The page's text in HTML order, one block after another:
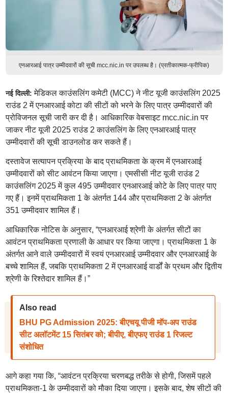
एनआरआई पात्र उम्मीदवारों की सूची mcc.nic.in पर उपलब्ध है। (प्रतीकात्मक-फ्रीपिक)
नई दिल्ली: मेडिकल काउंसलिंग कमेटी (MCC) ने नीट यूजी काउंसलिंग 2025
राउंड 2 में एनआरआई कोटा की सीटों को भरने के लिए पात्र उम्मीदवारों की
प्रोविजनल सूची जारी कर दी है। आधिकारिक वेबसाइट mcc.nic.in पर
जाकर नीट यूजी 2025 राउंड 2 काउंसलिंग के लिए एनआरआई पात्र
उम्मीदवारों की सूची डाउनलोड कर सकते हैं।
दस्तावेज सत्यापन प्रक्रिया के बाद प्राथमिकता के क्रम में एनआरआई
उम्मीदवारों को सीट आवंटन किया जाएगा। एमसीसी नीट यूजी राउंड 2
काउंसलिंग 2025 में कुल 495 उम्मीदवार एनआरआई कोटे के लिए पात्र पाए
गए हैं। इनमें प्राथमिकता 1 के अंतर्गत 144 और प्राथमिकता 2 के अंतर्गत
351 उम्मीदवार शामिल हैं।
आधिकारिक नोटिस के अनुसार, “एनआरआई श्रेणी के अंतर्गत सीटों का
आवंटन प्राथमिकता प्रणाली के आधार पर किया जाएगा। प्राथमिकता 1 के
अंतर्गत आने वाले उम्मीदवारों में स्वयं एनआरआई उम्मीदवार और एनआरआई के
बच्चे शामिल हैं, जबकि प्राथमिकता 2 में एनआरआई वार्डों के प्रथम और द्वितीय
श्रेणी के रिश्तेदार शामिल हैं।”
Also read
BHU PG Admission 2025: बीएचयू पीजी मॉप-अप राउंड
सीट अलॉटमेंट 15 सितंबर को; बीपीए, बीएफए राउंड 1 रिजल्ट
संशोधित
आगे कहा गया कि, “आवंटन प्रक्रिया चरणबद्ध तरीके से होगी, जिसमें पहले
प्राथमिकता-1 के उम्मीदवारों को मौका दिया जाएगा। इसके बाद, शेष सीटों की